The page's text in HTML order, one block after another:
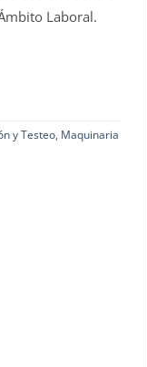
Laboral.
y Testeo, Maquinaria